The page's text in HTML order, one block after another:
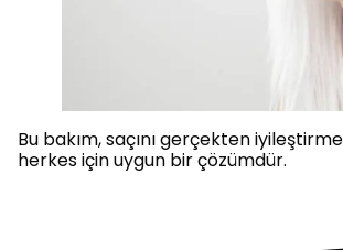
Bu bakım, saçını gerçekten
herkes için uygun bir çözümdür.